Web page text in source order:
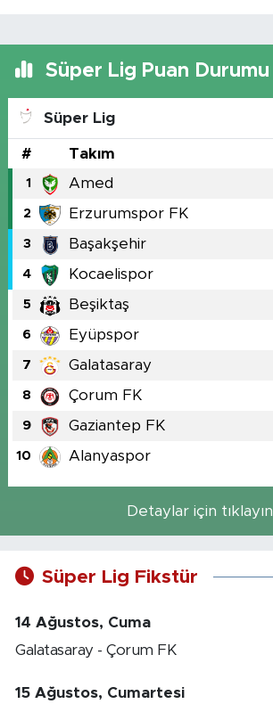
Süper Lig Puan Durumu
Süper Lig
# Takım
1 Amed
2 Erzurumspor FK
3 Başakşehir
4 Kocaelispor
5 Beşiktaş
6 Eyüpspor
7 Galatasaray
8 Çorum FK
9 Gaziantep FK
10 Alanyaspor
Detaylar için tıklayın
Süper Lig Fikstür
14 Ağustos, Cuma
Galatasaray - Çorum FK
15 Ağustos, Cumartesi